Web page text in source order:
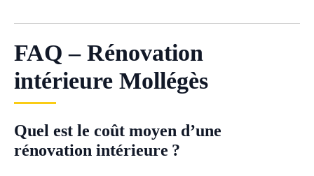
FAQ – Rénovation
intérieure Mollégès
Quel est le coût moyen d’une
rénovation intérieure ?